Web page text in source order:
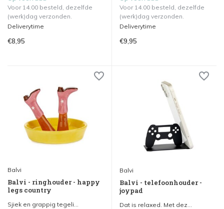
Voor 14.00 besteld, dezelfde
(werk)dag verzonden.
Deliverytime
€8,95
Voor 14.00 besteld, dezelfde
(werk)dag verzonden.
Deliverytime
€9,95
Balvi
Balvi - ringhouder - happy
legs country
Sjiek en grappig tegeli...
Balvi
Balvi - telefoonhouder -
joypad
Dat is relaxed. Met dez...